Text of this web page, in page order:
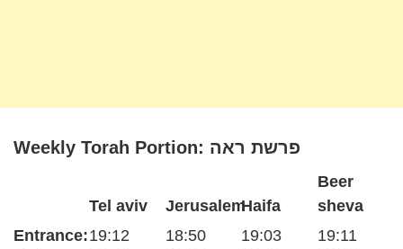
Weekly Torah Portion: פרשת ראה
Entrance:
Tel aviv
19:12
Jerusalem
18:50
Haifa
19:03
Beer
sheva
19:11